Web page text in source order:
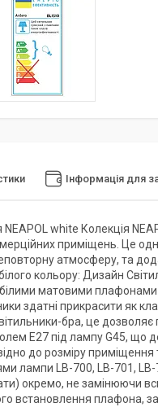
Інформація для
white Колекція
приміщень. Це
атмосферу, та
кольору: Дизайн
матовими
здатні прикрасити як
бра, це
Е27 під лампу G45, що
до розміру
лампи LB-700, LB-701,
окремо, не замінюючи
встановлення плафона, за